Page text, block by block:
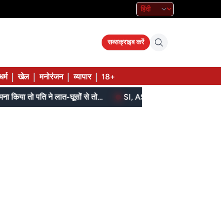
सब्सक्राइब करें
खेल मनोरंजन व्यापार 18+
बेटे ने मां को दिए थे पैसे, मांगने पर मना किया तो पति ने लात-घूसों से तोड़ी तिल्ली; गिरफ्तार